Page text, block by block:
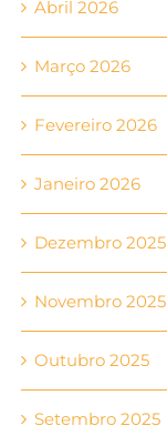
Abril 2026
Março 2026
Fevereiro 2026
Janeiro 2026
Dezembro 2025
Novembro 2025
Outubro 2025
Setembro 2025